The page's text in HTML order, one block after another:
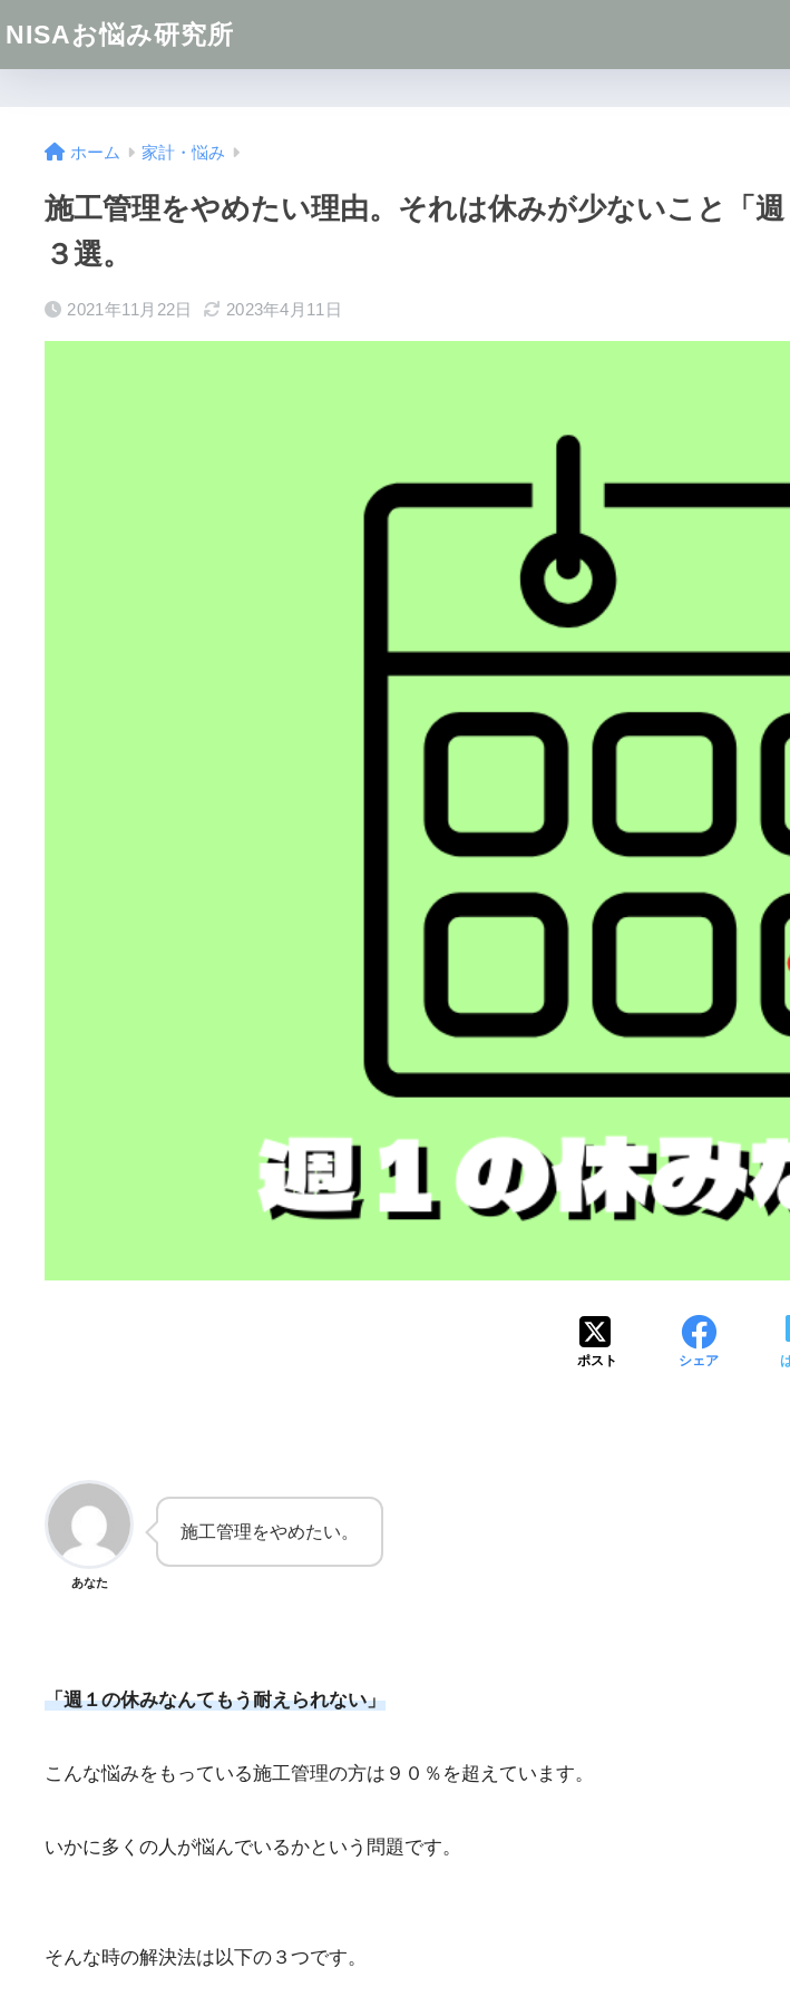
NISAお悩み研究所
ホーム 家計・悩み
施工管理をやめたい理由。それは休みが少ないこと「
３選。
2021年11月22日 2023年4月11日
ポスト シェア
あなた
施工管理をやめたい。
「週１の休みなんてもう耐えられない」
こんな悩みをもっている施工管理の方は９０％を超えています。
いかに多くの人が悩んでいるかという問題です。
そんな時の解決法は以下の３つです。